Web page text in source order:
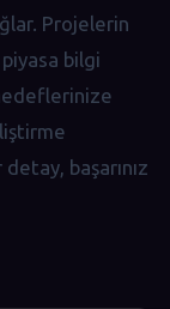
Projelerin
piyasa bilgi
başarınız